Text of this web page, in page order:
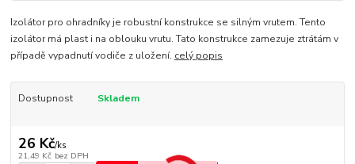
Izolátor pro ohradníky je robustní konstrukce se silným vrutem. Tento
izolátor má plast i na oblouku vrutu. Tato konstrukce zamezuje ztrátám v
případě vypadnutí vodiče z uložení. celý popis
Dostupnost Skladem
26 Kč/ks
21,49 Kč bez DPH